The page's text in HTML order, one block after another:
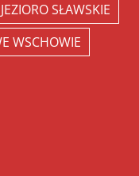
JEZIORO SŁAWSKIE
WSCHOWIE